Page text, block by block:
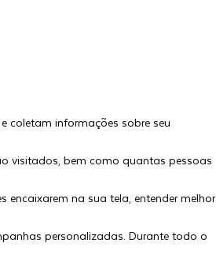
coletam informações sobre seu
visitados, bem como quantas pessoas
encaixarem na sua tela, entender melhor
personalizadas. Durante todo o